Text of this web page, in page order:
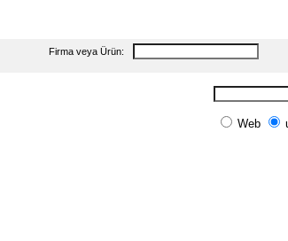
Firma veya Ürün:
Web